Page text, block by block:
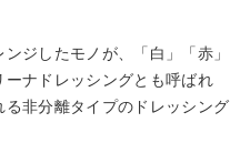
ジしたモノが、「白」「赤」
ナドレッシングとも呼ばれ
非分離タイプのドレッシング